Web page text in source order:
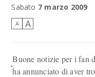
Sabato 7 marzo 2009
A A
Buone notizie per i fan
ha annunciato di aver